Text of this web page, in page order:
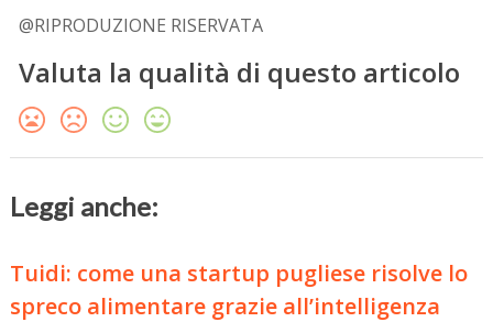
@RIPRODUZIONE RISERVATA
Valuta la qualità di questo articolo
Leggi anche:
Tuidi: come una startup pugliese risolve lo
spreco alimentare grazie all’intelligenza